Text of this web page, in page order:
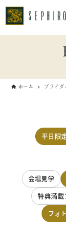
ホーム ブライダ
平日限
会場見学
特典満載
フォ